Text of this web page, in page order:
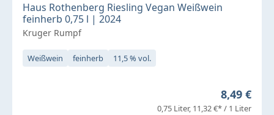
Haus Rothenberg Riesling Vegan Weißwein
feinherb 0,75 l | 2024
Kruger Rumpf
Weißwein feinherb 11,5 % vol.
Regulärer
8,49 €
0,75 Liter 11,32 €* / 1 Liter